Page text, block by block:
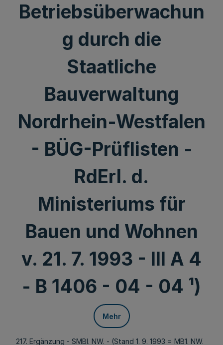
Betriebsüberwachun
g durch die
Staatliche
Bauverwaltung
Nordrhein-Westfalen
- BÜG-Prüflisten -
RdErl. d.
Ministeriums für
Bauen und Wohnen
v. 21. 7. 1993 - III A 4
- B 1406 - 04 - 04 ¹)
Mehr
217. Ergänzung - SMBl. NW. - (Stand 1. 9. 1993 = MB1. NW.